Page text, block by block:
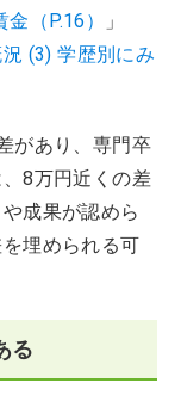
（P.16）
」
(3) 学歴別にみ
があり、専門卒
8万円近くの差
成果が認めら
埋められる可
る